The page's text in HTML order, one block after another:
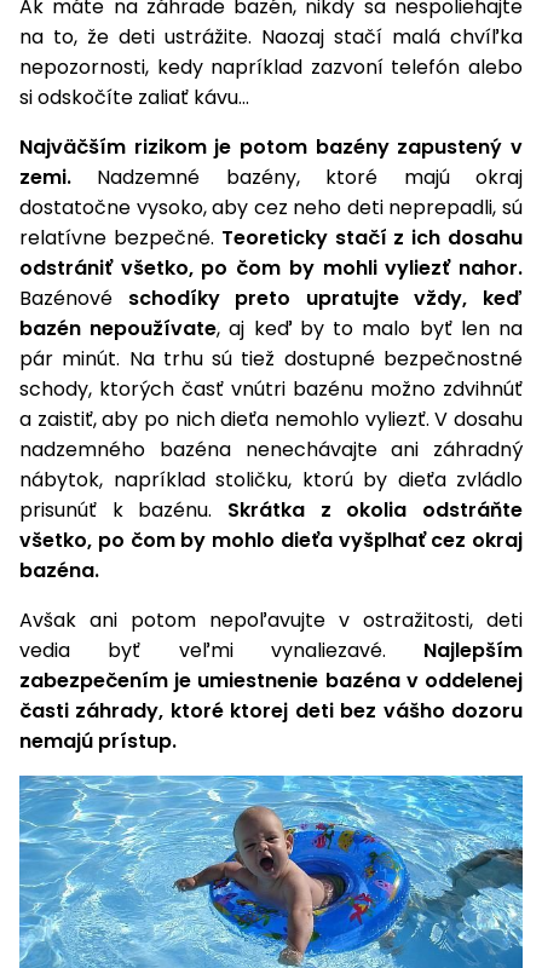
Náhradné
nože
Vidly
Štiepačky
dreva
Drviče
Špalíkovače
Fukáre a
vysávače
na lístie
Záhradné
vozíky
Fúriky
Rozmetadlá
a posypové
vozíky
a
vodárne
Vysokotlakové
umývačky
Zametacie
stroje
Snežné
frézy
Odhŕňače
a lopaty
boxy
Ochrana
rastlín
Záhradné
koše
Krhly
obrubníky
Tieniace
textílie
Odpudzovače
a pasce
Príslušenstvo
stoly
Vibračné
dosky
Transportéry
Rezačky
na
betón
Meracie
prístroje
Nabíjačky
autobatérií
Vykurovanie
Navijaky
Príslušenstvo
Bagre
Seniorské
vozíky
Prilby
Doplnky
Ak máte na záhrade bazén, nikdy sa nespoliehajte
na to, že deti ustrážite. Naozaj stačí malá chvíľka
nepozornosti, kedy napríklad zazvoní telefón alebo
si odskočíte zaliať kávu...
Najväčším rizikom je potom bazény zapustený v
zemi. Nadzemné bazény, ktoré majú okraj
dostatočne vysoko, aby cez neho deti neprepadli, sú
relatívne bezpečné. Teoreticky stačí z ich dosahu
odstrániť všetko, po čom by mohli vyliezť nahor.
Bazénové schodíky preto upratujte vždy, keď
bazén nepoužívate, aj keď by to malo byť len na
pár minút. Na trhu sú tiež dostupné bezpečnostné
schody, ktorých časť vnútri bazénu možno zdvihnúť
a zaistiť, aby po nich dieťa nemohlo vyliezť. V dosahu
nadzemného bazéna nenechávajte ani záhradný
nábytok, napríklad stoličku, ktorú by dieťa zvládlo
prisunúť k bazénu. Skrátka z okolia odstráňte
všetko, po čom by mohlo dieťa vyšplhať cez okraj
bazéna.
Avšak ani potom nepoľavujte v ostražitosti, deti
vedia byť veľmi vynaliezavé. Najlepším
zabezpečením je umiestnenie bazéna v oddelenej
časti záhrady, ktoré ktorej deti bez vášho dozoru
nemajú prístup.